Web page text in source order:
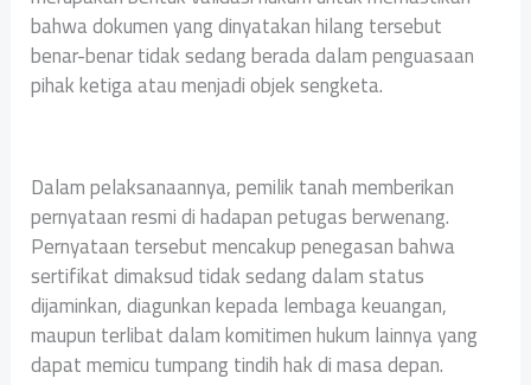
bahwa dokumen yang dinyatakan hilang tersebut
benar-benar tidak sedang berada dalam penguasaan
pihak ketiga atau menjadi objek sengketa.
Dalam pelaksanaannya, pemilik tanah memberikan
pernyataan resmi di hadapan petugas berwenang.
Pernyataan tersebut mencakup penegasan bahwa
sertifikat dimaksud tidak sedang dalam status
dijaminkan, diagunkan kepada lembaga keuangan,
maupun terlibat dalam komitimen hukum lainnya yang
dapat memicu tumpang tindih hak di masa depan.